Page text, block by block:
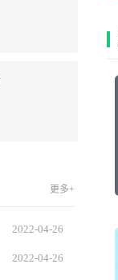
更多+
2022-04-26
2022-04-26